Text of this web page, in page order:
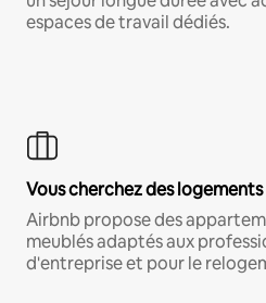
espaces de travail dédiés.
Vous cherchez des
Airbnb propose des
meublés adaptés aux
d'entreprise et pour le